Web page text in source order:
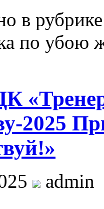
в
по
2025
admin